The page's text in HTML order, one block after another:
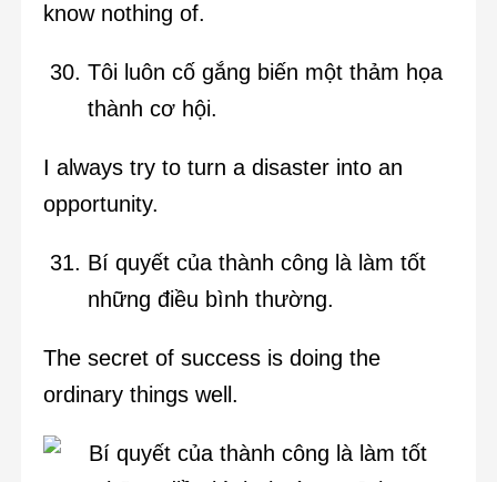
know nothing of.
Tôi luôn cố gắng biến một thảm họa
thành cơ hội.
I always try to turn a disaster into an
opportunity.
Bí quyết của thành công là làm tốt
những điều bình thường.
The secret of success is doing the
ordinary things well.